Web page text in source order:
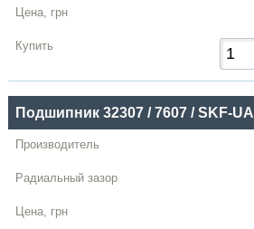
Подшипник 32307 / 7607 / SKF-UA